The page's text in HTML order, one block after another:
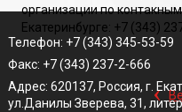
организации по
Екатеринбурге: +7 (343)
‹
Телефон: +7 (343) 345-53-59
Факс: +7 (343) 237-2-666
Адрес: 620137, Россия, г.
ул.Данилы Зверева, 31,